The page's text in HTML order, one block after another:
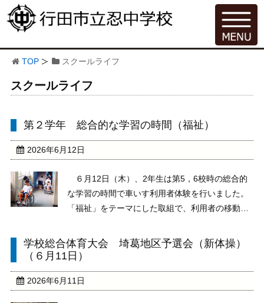
TOP スクールライフ
スクールライフ
第２学年 総合的な学習の時間（福祉）
2026年6月12日
６月12日（木）、2年生は第5，6校時の総合的
な学習の時間で車いす利用者体験を行いました。
「福祉」をテーマにした取組で、利用者の移動や
です。みな真剣に取り組んでいました。車いすの
操作法も理解できました。さまざまな福祉につい
学校総合体育大会 埼葛地区予選会（新体操）
（６月11日）
2026年6月11日